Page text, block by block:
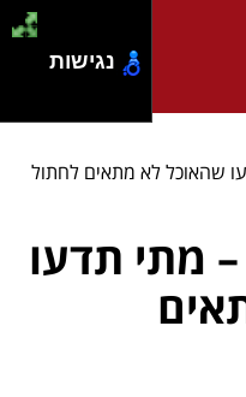
שהאוכל לא מתאים לחתול
מתי תדעו
נגישות